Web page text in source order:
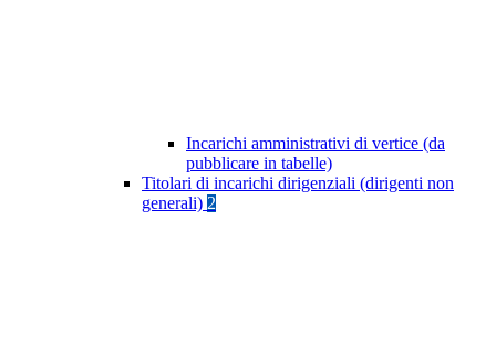
Incarichi amministrativi di vertice (da
pubblicare in tabelle)
Titolari di incarichi dirigenziali (dirigenti non
generali) 2